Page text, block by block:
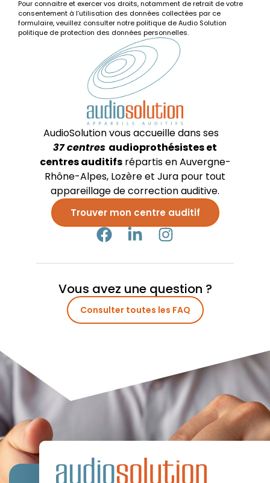
Pour connaitre et exercer vos droits, notamment de retrait de votre
consentement à l’utilisation des données collectées par ce
formulaire, veuillez consulter notre politique de Audio Solution
politique de protection des données personnelles.
AudioSolution vous accueille dans ses
37centres audioprothésistes et
centres auditifsrépartis en Auvergne-
Rhône-Alpes, Lozère et Jura pour tout
appareillage de correction auditive.
Trouver mon centre auditif
Vous avez une question ?
Consulter toutes les FAQ